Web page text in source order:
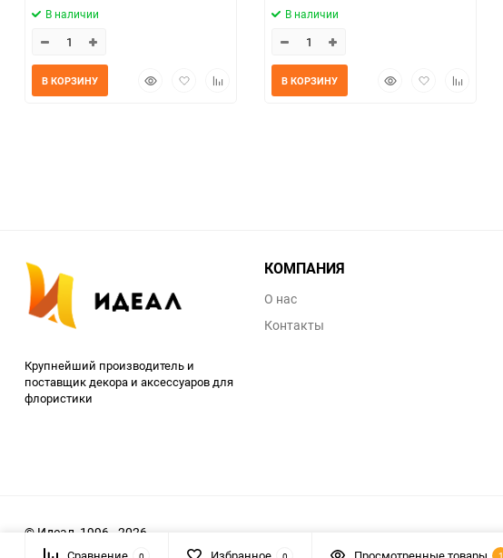
В наличии
БыстрыйДобавитьДобавить
В КОРЗИНУ
В наличии
БыстрыйДобавитьДобавить
В КОРЗИНУ
Крупнейший производитель и
поставщик декора и аксессуаров для
флористики
КОМПАНИЯ
О нас
Контакты
© Идеал, 1996 - 2026
1